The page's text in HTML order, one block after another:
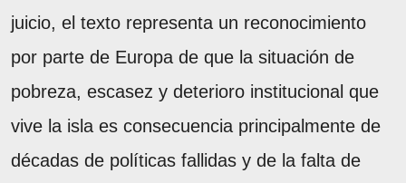
juicio, el texto representa un reconocimiento
por parte de Europa de que la situación de
pobreza, escasez y deterioro institucional que
vive la isla es consecuencia principalmente de
décadas de políticas fallidas y de la falta de